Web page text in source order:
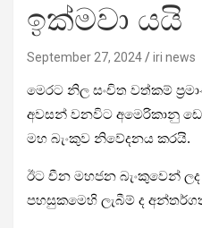
ඉක්මවා යයි
September 27, 2024 iri news
මෙරට නිල සංචිත වත්කම්
අවසන් වනවිට අමෙරිකානු
මහ බැංකුව නිවේදනය කරයි.
ඊට චීන මහජන බැංකුවෙන්
පහසුකමෙහි ලැබීම් ද